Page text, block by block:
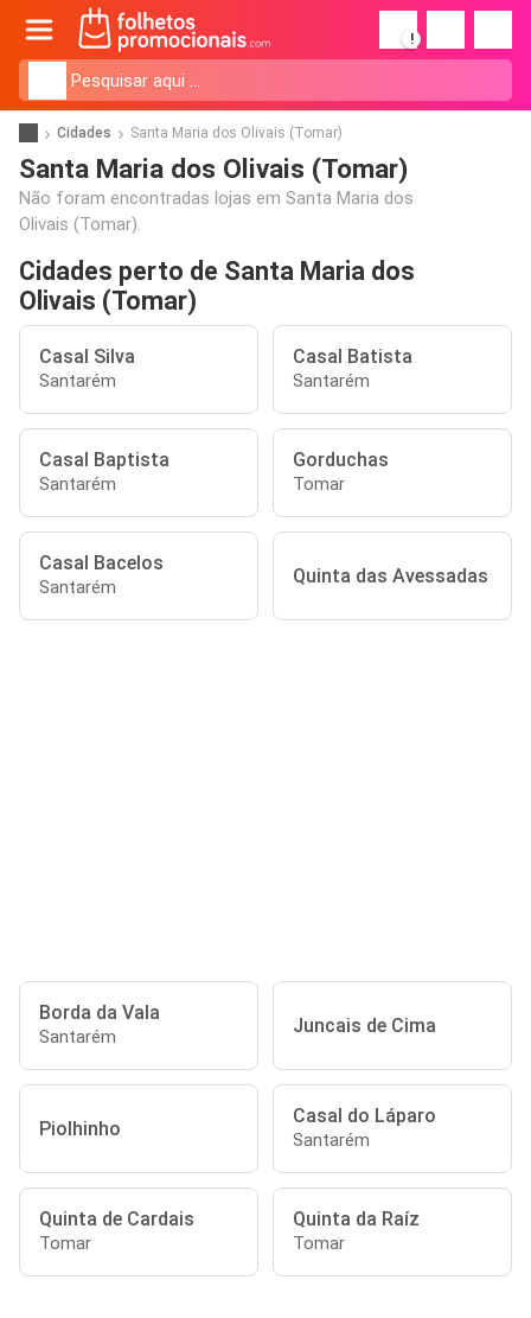
!
Cidades Santa Maria dos Olivais (Tomar)
Santa Maria dos Olivais (Tomar)
Não foram encontradas lojas em Santa Maria dos
Olivais (Tomar).
Cidades perto de Santa Maria dos
Olivais (Tomar)
Casal Silva
Santarém
Casal Batista
Santarém
Casal Baptista
Santarém
Gorduchas
Tomar
Casal Bacelos
Santarém Quinta das Avessadas
Borda da Vala
Santarém Juncais de Cima
Piolhinho
Casal do Láparo
Santarém
Quinta de Cardais
Tomar
Quinta da Raíz
Tomar